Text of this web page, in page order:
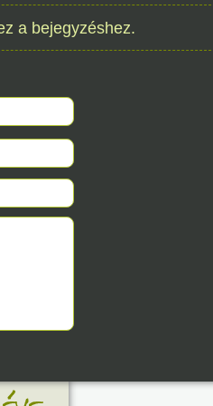
08.
a bejegyzéshez.